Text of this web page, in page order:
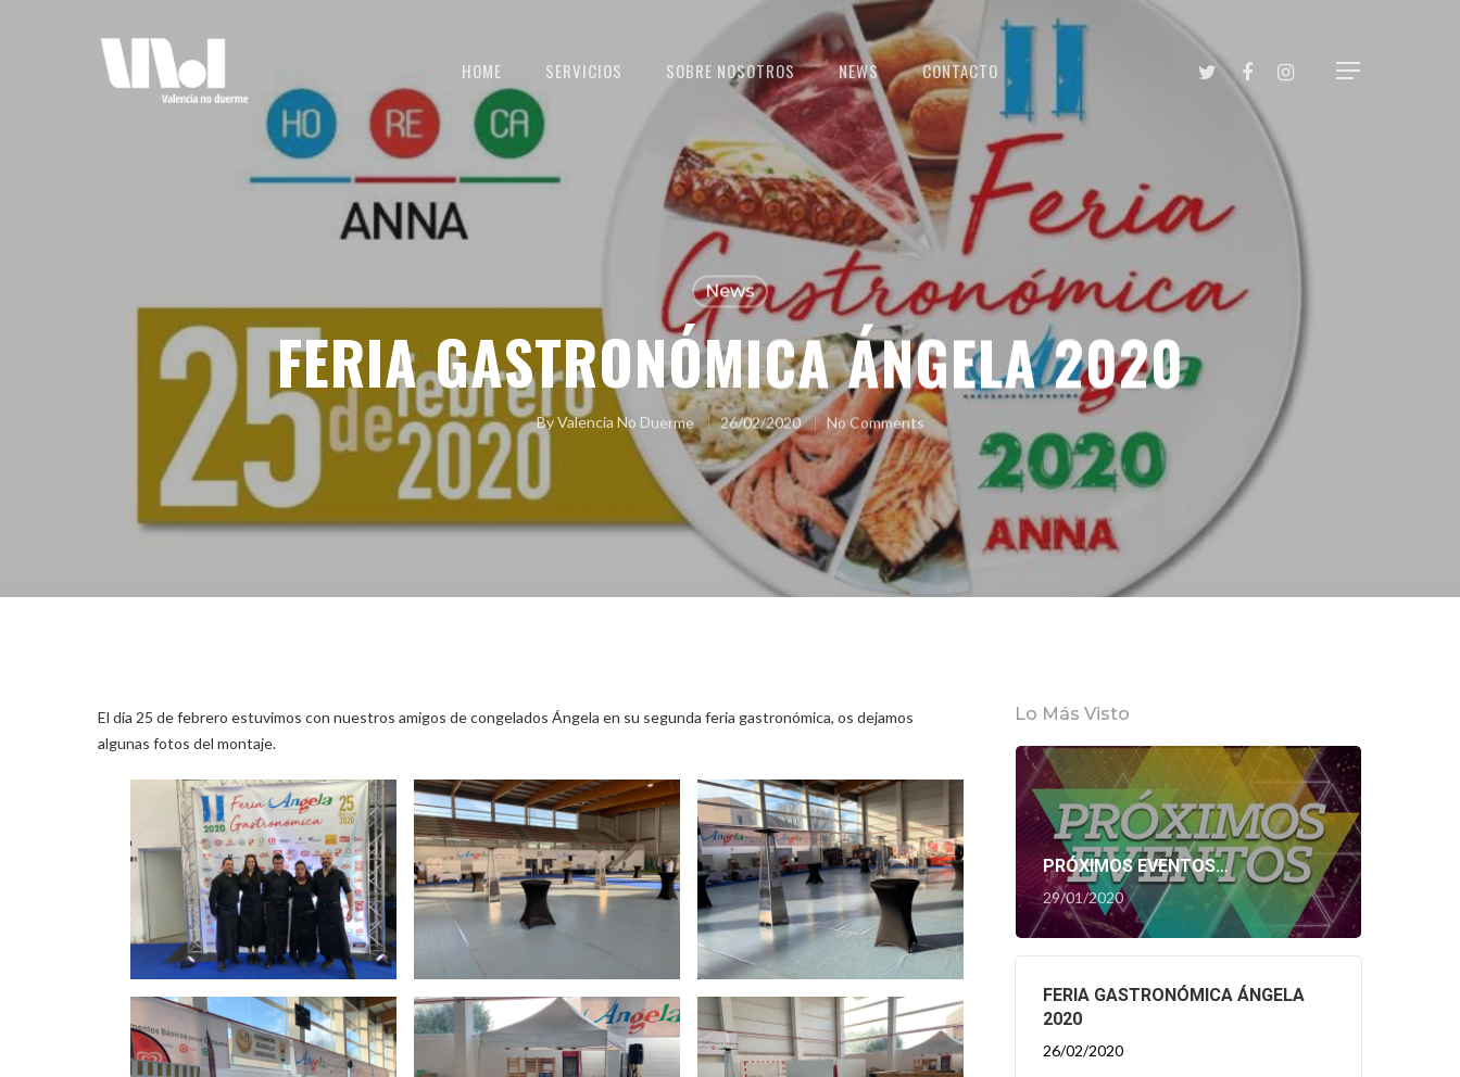
HOME SERVICIOS SOBRE NOSOTROS NEWS CONTACTO
News
FERIA GASTRONÓMICA ÁNGELA 2020
ByValencia No Duerme 26/02/2020 No Comments
El día 25 de febrero estuvimos con nuestros amigos de congelados Ángela en su segunda feria gastronómica, os dejamos
algunas fotos del montaje.
Lo Más Visto
PRÓXIMOS EVENTOS…
29/01/2020
FERIA GASTRONÓMICA ÁNGELA
2020
26/02/2020